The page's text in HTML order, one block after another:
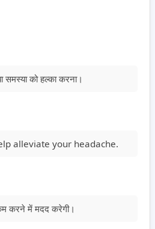
को हल्का करना।
alleviate your headache.
करने में मदद करेगी।